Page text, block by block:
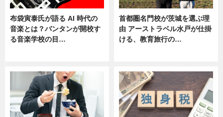
布袋寅泰氏が語る AI 時代の
音楽とは？バンタンが開校す
る音楽学校の目…
首都圏名門校が茨城を選ぶ理
由 アーストラベル水戸が仕掛
ける、教育旅行の…